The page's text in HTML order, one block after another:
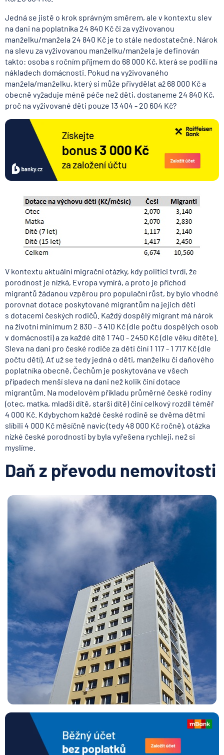
Jedná se jistě o krok správným směrem, ale v kontextu slev
na dani na poplatníka 24 840 Kč či za vyživovanou
manželku/manžela 24 840 Kč je to stále nedostatečné. Nárok
na slevu za vyživovanou manželku/manžela je definován
takto: osoba s ročním příjmem do 68 000 Kč, která se podílí na
nákladech domácnosti. Pokud na vyživovaného
manžela/manželku, který si může přivydělat až 68 000 Kč a
obecně vyžaduje méně péče než děti, dostaneme 24 840 Kč,
proč na vyživované děti pouze 13 404 - 20 604 Kč?
V kontextu aktuální migrační otázky, kdy politici tvrdí, že
porodnost je nízká, Evropa vymírá, a proto je příchod
migrantů žádanou vzpěrou pro populační růst, by bylo vhodné
porovnat dotace poskytované migrantům na jejich děti
s dotacemi českých rodičů. Každý dospělý migrant má nárok
na životní minimum 2 830 - 3 410 Kč (dle počtu dospělých osob
v domácnosti) a za každé dítě 1 740 - 2450 Kč (dle věku dítěte).
Sleva na dani pro české rodiče za děti činí 1 117 - 1 717 Kč (dle
počtu dětí). Ať už se tedy jedná o děti, manželku či daňového
poplatníka obecně, Čechům je poskytována ve všech
případech menší sleva na dani než kolik činí dotace
migrantům. Na modelovém příkladu průměrné české rodiny
(otec, matka, mladší dítě, starší dítě) činí celkový rozdíl téměř
4 000 Kč. Kdybychom každé české rodině se dvěma dětmi
slíbili 4 000 Kč měsíčně navíc (tedy 48 000 Kč ročně), otázka
nízké české porodnosti by byla vyřešena rychleji, než si
myslíme.
Daň z převodu nemovitosti